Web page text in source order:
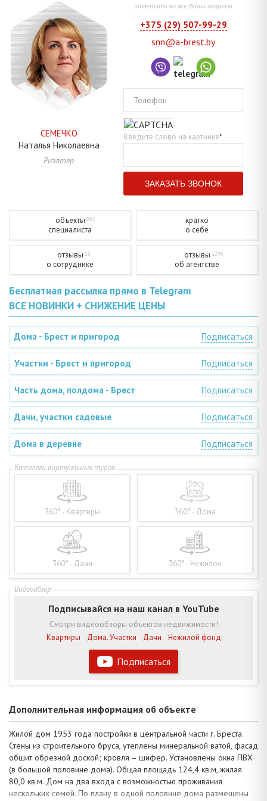
СЕМЕЧКО
Наталья Николаевна
Риэлтер
ответить на все Ваши вопросы
+375 (29) 507-99-29
snn@a-brest.by
Телефон
Введите слово на картинке*
объекты 202
специалиста
кратко
о себе
отзывы 13
о сотруднике
отзывы 1296
об агентстве
Бесплатная рассылка прямо в Telegram
ВСЕ НОВИНКИ + СНИЖЕНИЕ ЦЕНЫ
Дома - Брест и пригород Подписаться
Участки - Брест и пригород Подписаться
Часть дома, полдома - Брест Подписаться
Дачи, участки садовые Подписаться
Дома в деревне Подписаться
360° - Квартиры 360° - Дома
360° - Дачи 360° - Нежилое
Подписаться
Подписывайся на наш канал в YouTube
Смотри видеообзоры объектов недвижимости!
Квартиры
Дома. Участки Дачи Нежилой фонд
Дополнительная информация об объекте
Жилой дом 1953 года постройки в центральной части г. Бреста.
Стены из строительного бруса, утеплены минеральной ватой, фасад
обшит обрезной доской; кровля – шифер. Установлены окна ПВХ
(в большой половине дома). Общая площадь 124,4 кв.м, жилая
80,0 кв.м. Дом на два входа с возможностью проживания
нескольких семей. По плану в одной половине дома размещены